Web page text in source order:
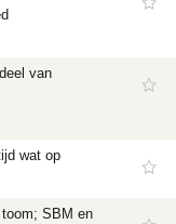
van
wat op
SBM en